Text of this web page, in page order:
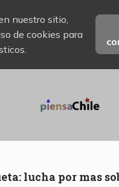
nuestro sitio,
de cookies para
lucha por mas